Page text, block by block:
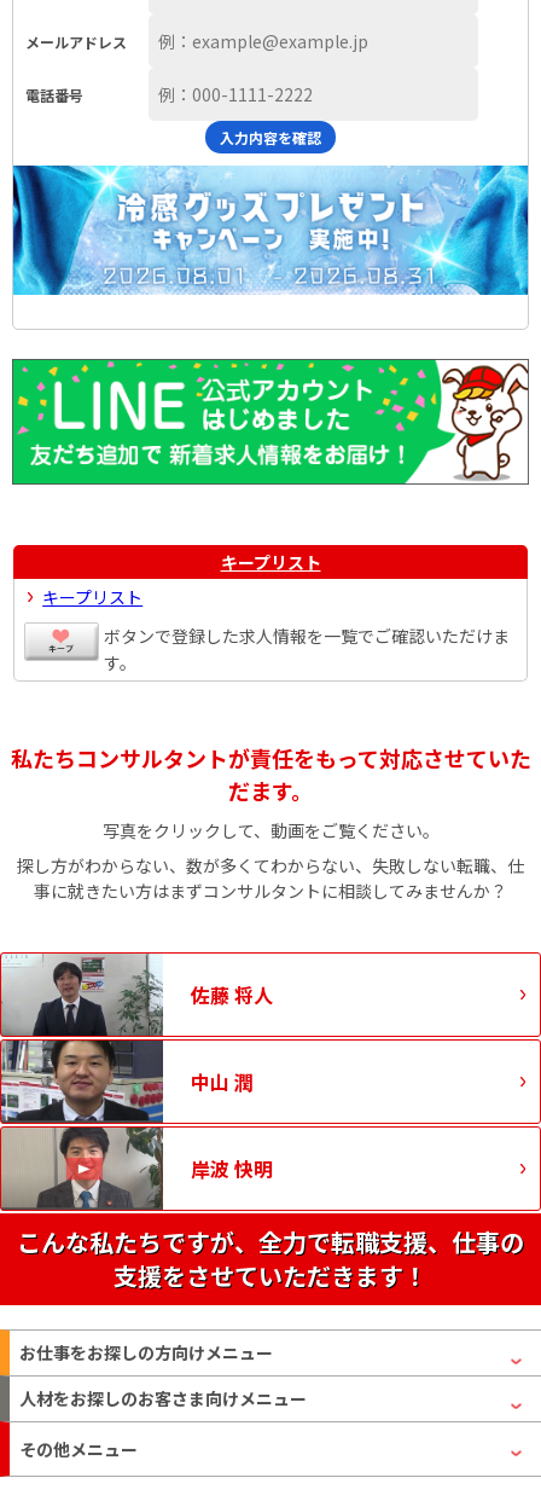
メールアドレス
電話番号
入力内容を確認
キープリスト
キープリスト
ボタンで登録した求人情報を一覧でご確認いただけま
す。
私たちコンサルタントが責任をもって対応させていた
だます。
写真をクリックして、動画をご覧ください。
探し方がわからない、数が多くてわからない、失敗しない転職、仕
事に就きたい方はまずコンサルタントに相談してみませんか？
佐藤 将人
中山 潤
岸波 快明
こんな私たちですが、全力で転職支援、仕事の
支援をさせていただきます！
お仕事をお探しの方向けメニュー
人材をお探しのお客さま向けメニュー
その他メニュー